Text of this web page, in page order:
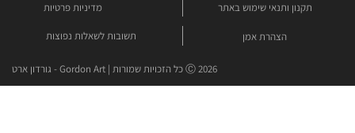
תקנון ותנאי שימוש באתר מדיניות פרטיות
הצהרת אמן תשובות לשאלות נפוצות
Ⓒ 2026 כל הזכויות שמורות | Gordon Art - גורדון ארט